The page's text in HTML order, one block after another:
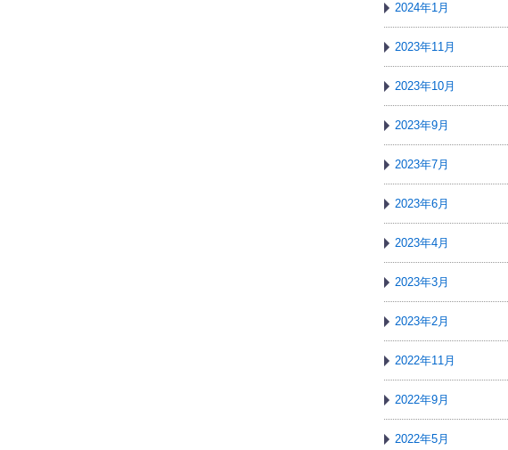
2024年1月
2023年11月
2023年10月
2023年9月
2023年7月
2023年6月
2023年4月
2023年3月
2023年2月
2022年11月
2022年9月
2022年5月